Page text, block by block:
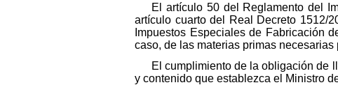
El artículo 50 del Reglamento del
artículo cuarto del Real Decreto 1512/
Impuestos Especiales de Fabricación
caso, de las materias primas necesarias
El cumplimiento de la obligación de
y contenido que establezca el Ministro